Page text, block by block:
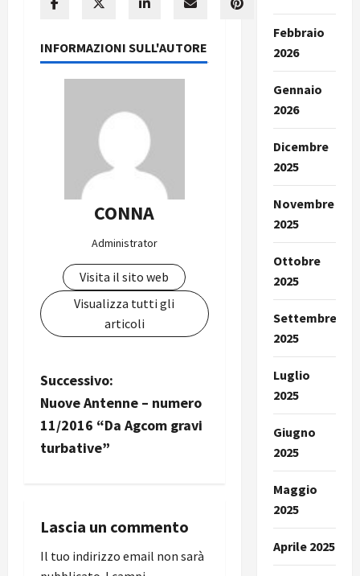
INFORMAZIONI SULL'AUTORE
CONNA
Administrator
Visita il sito web
Visualizza tutti gli
articoli
N
a
v
g
a
Successivo:
Nuove Antenne – numero
11/2016 “Da Agcom gravi
turbative”
Lascia un commento
Il tuo indirizzo email non sarà
Febbraio
2026
Gennaio
2026
Dicembre
2025
Novembre
2025
Ottobre
2025
Settembre
2025
Luglio
2025
Giugno
2025
Maggio
2025
Aprile 2025